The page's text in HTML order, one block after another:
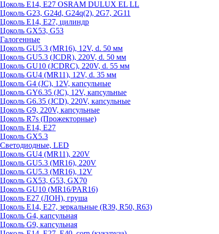
Цоколь Е14, Е27 OSRAM DULUX EL LL
Цоколь G23, G24d, G24q(2), 2G7, 2G11
Цоколь Е14, Е27, цилиндр
Цоколь GX53, G53
Галогенные
Цоколь GU5.3 (MR16), 12V, d. 50 мм
Цоколь GU5.3 (JCDR), 220V, d. 50 мм
Цоколь GU10 (JCDRC), 220V, d. 55 мм
Цоколь GU4 (MR11), 12V, d. 35 мм
Цоколь G4 (JC), 12V, капсульные
Цоколь GY6.35 (JC), 12V, капсульные
Цоколь G6.35 (JCD), 220V, капсульные
Цоколь G9, 220V, капсульные
Цоколь R7s (Прожекторные)
Цоколь E14, E27
Цоколь GX5.3
Светодиодные, LED
Цоколь GU4 (MR11), 220V
Цоколь GU5.3 (MR16), 220V
Цоколь GU5.3 (MR16), 12V
Цоколь GX53, G53, GX70
Цоколь GU10 (MR16/PAR16)
Цоколь Е27 (ЛОН), груша
Цоколь Е14, Е27, зеркальные (R39, R50, R63)
Цоколь G4, капсульная
Цоколь G9, капсульная